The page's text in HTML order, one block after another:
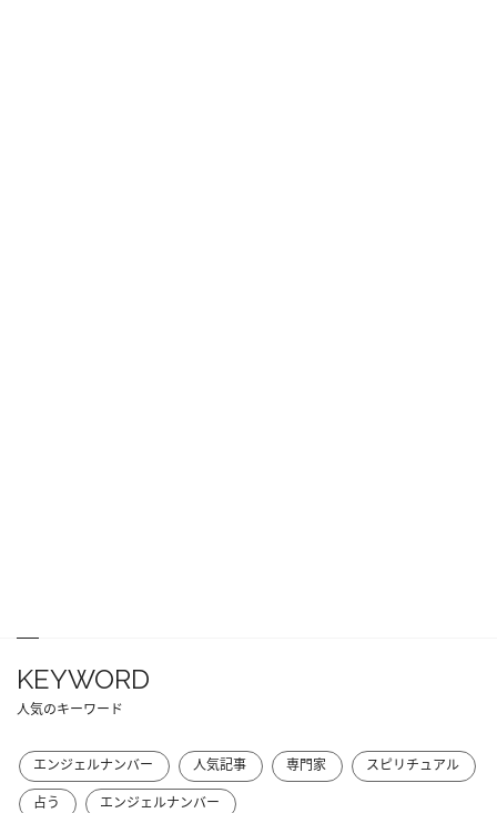
KEYWORD
人気のキーワード
エンジェルナンバー 人気記事 専門家
スピリチュアル
占う
エンジェルナンバー